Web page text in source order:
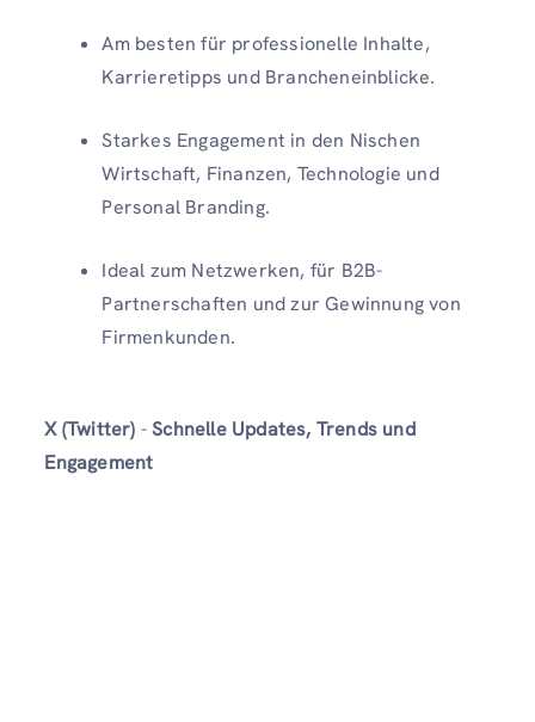
Am besten für professionelle Inhalte,
Karrieretipps und Brancheneinblicke.
Starkes Engagement in den Nischen
Wirtschaft, Finanzen, Technologie und
Personal Branding.
Ideal zum Netzwerken, für B2B-
Partnerschaften und zur Gewinnung von
Firmenkunden.
X (Twitter) -Schnelle Updates, Trends und
Engagement